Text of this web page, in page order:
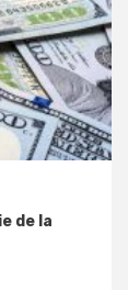
de la